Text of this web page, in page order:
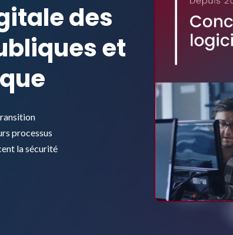
des
et
processus
la sécurité